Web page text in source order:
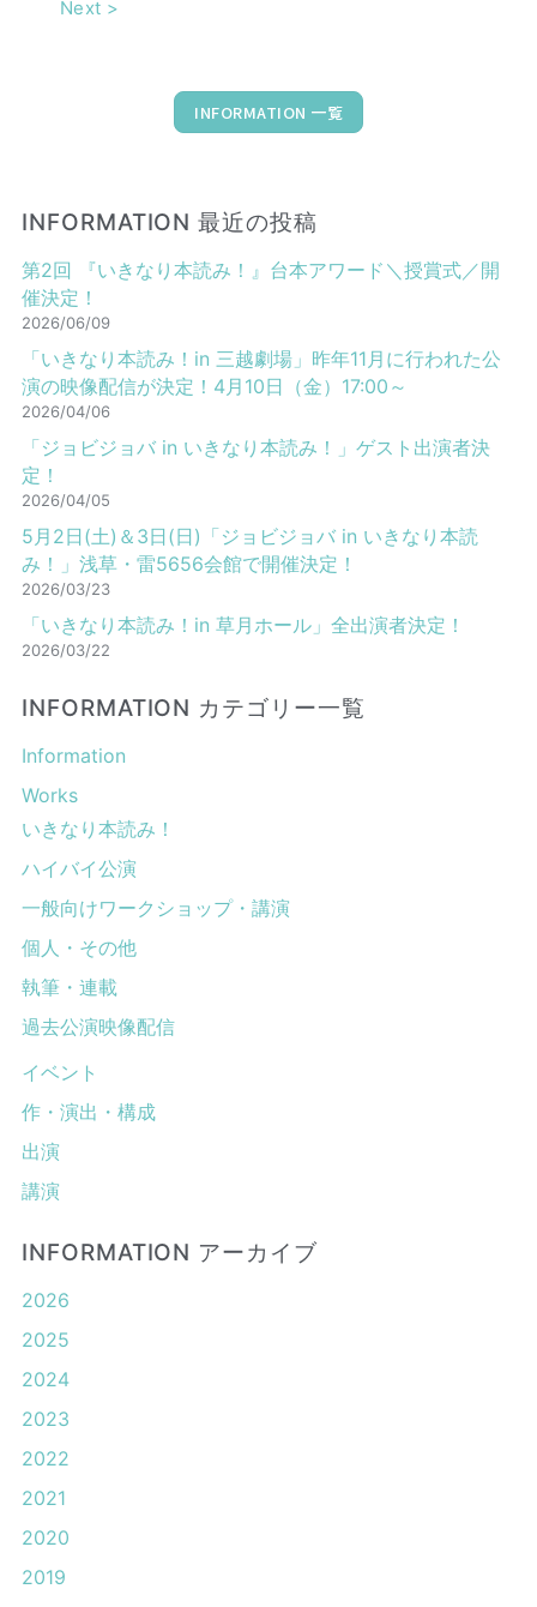
Next >
INFORMATION 一覧
INFORMATION 最近の投稿
第2回 『いきなり本読み！』台本アワード＼授賞式／開
催決定！
2026/06/09
「いきなり本読み！in 三越劇場」昨年11月に行われた公
演の映像配信が決定！4月10日（金）17:00～
2026/04/06
「ジョビジョバ in いきなり本読み！」ゲスト出演者決
定！
2026/04/05
5月2日(土)＆3日(日)「ジョビジョバ in いきなり本読
み！」浅草・雷5656会館で開催決定！
2026/03/23
「いきなり本読み！in 草月ホール」全出演者決定！
2026/03/22
INFORMATION カテゴリー一覧
Information
Works
いきなり本読み！
ハイバイ公演
一般向けワークショップ・講演
個人・その他
執筆・連載
過去公演映像配信
イベント
作・演出・構成
出演
講演
INFORMATION アーカイブ
2026
2025
2024
2023
2022
2021
2020
2019